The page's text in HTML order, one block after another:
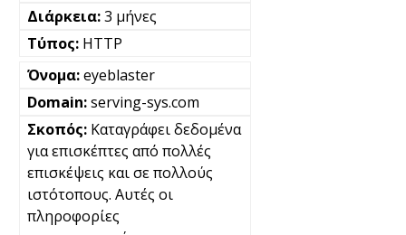
3 μήνες
HTTP
eyeblaster
serving-sys.com
Καταγράφει δεδομένα
για επισκέπτες από πολλές
επισκέψεις και σε πολλούς
ιστότοπους. Αυτές οι
πληροφορίες